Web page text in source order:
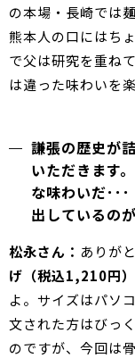
の本場・長崎では
熊本人の口にはち
で父は研究を重ね
は違った味わいを
謙張の歴史が
いただきます
な味わいだ･･
出しているの
松永さん： ありが
げ（税込1,210円）
よ。サイズはパソ
文された方はびっ
のですが、今回は